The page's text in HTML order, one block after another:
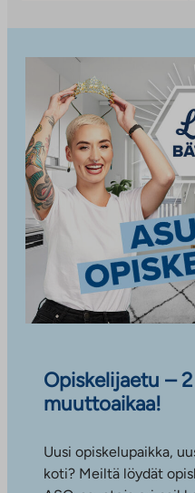
Opiskelijaetu –
muuttoaikaa!
Uusi opiskelupaikka,
koti? Meiltä löydät